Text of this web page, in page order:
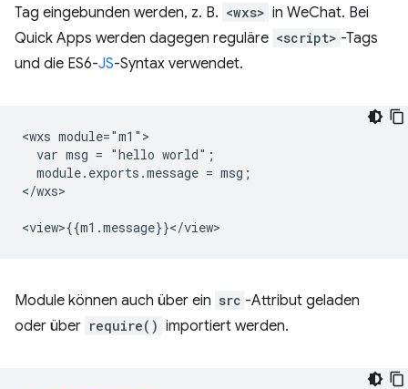
Tag eingebunden werden, z. B. <wxs> in WeChat. Bei
Quick Apps werden dagegen reguläre <script> -Tags
und die ES6-JS-Syntax verwendet.
<wxs module="m1">
  var msg = "hello world";
  module.exports.message = msg;
</wxs>
Module können auch über ein src -Attribut geladen
oder über require() importiert werden.